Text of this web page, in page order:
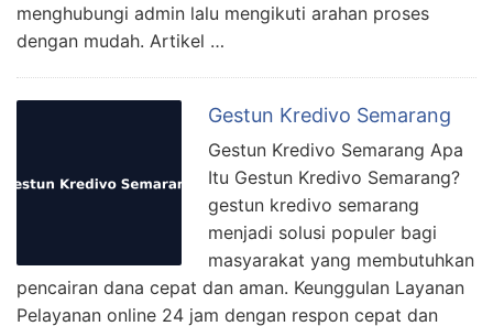
menghubungi admin lalu mengikuti arahan proses
dengan mudah. Artikel …
Gestun Kredivo Semarang
Gestun Kredivo Semarang Apa
Itu Gestun Kredivo Semarang?
gestun kredivo semarang
menjadi solusi populer bagi
masyarakat yang membutuhkan
pencairan dana cepat dan aman. Keunggulan Layanan
Pelayanan online 24 jam dengan respon cepat dan